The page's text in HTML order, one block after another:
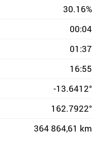
30.16%
00:04
01:37
16:55
-13.6412°
162.7922°
364 864,61 km